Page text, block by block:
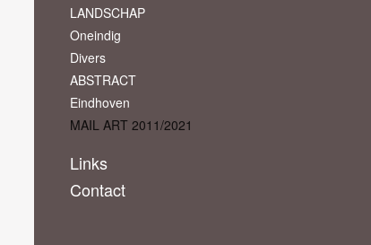
LANDSCHAP
Oneindig
Divers
ABSTRACT
Eindhoven
MAIL ART 2011/2021
Links
Contact